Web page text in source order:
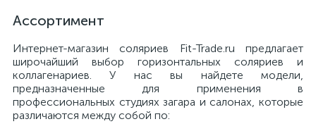
Ассортимент
Интернет-магазин соляриев Fit-Trade.ru предлагает
широчайший выбор горизонтальных соляриев и
коллагенариев. У нас вы найдете модели,
предназначенные для применения в
профессиональных студиях загара и салонах, которые
различаются между собой по: